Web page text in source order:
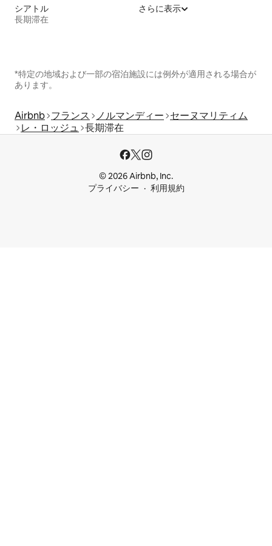
シアトル
長期滞在
さらに表示
*特定の地域および一部の宿泊施設には例外が適用される場合が
あります。
Airbnb フランス ノルマンディー セーヌマリティム
レ・ロッジュ 長期滞在
© 2026 Airbnb, Inc.
プライバシー
利用規約